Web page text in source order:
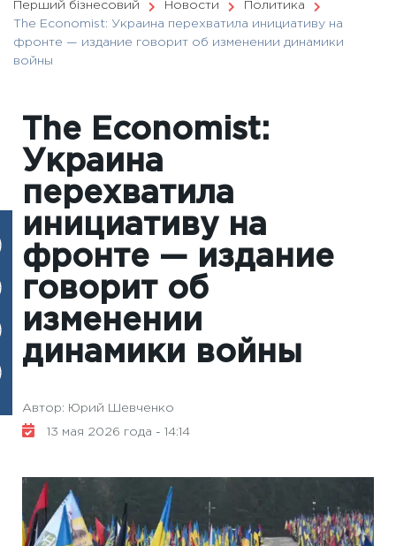
Перший бізнесовий Новости
Политика
The Economist: Украина перехватила инициативу на
фронте — издание говорит об изменении динамики
войны
The Economist:
Украина
перехватила
инициативу на
фронте — издание
говорит об
изменении
динамики войны
Автор: Юрий Шевченко
13 мая 2026 года - 14:14